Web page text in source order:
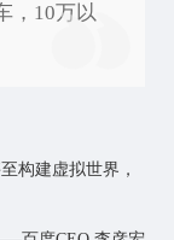
，10万以
构建虚拟世界，